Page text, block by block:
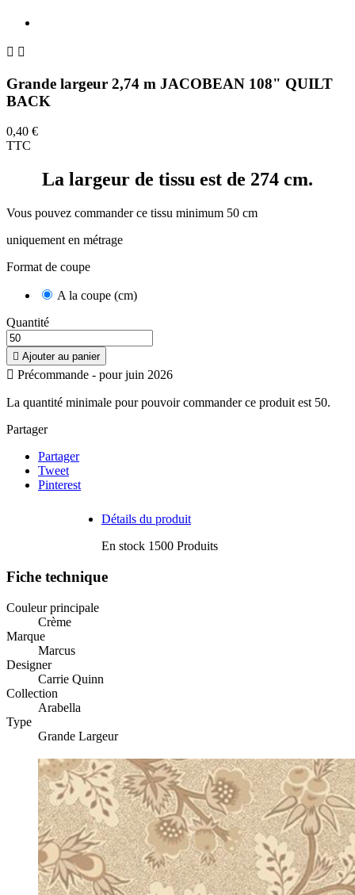
 
Grande largeur 2,74 m JACOBEAN 108" QUILT
BACK
0,40 €
TTC
La largeur de tissu est de 274 cm.
Vous pouvez commander ce tissu minimum 50 cm
uniquement en métrage
Format de coupe
A la coupe (cm)
Quantité
 Ajouter au panier
 Précommande - pour juin 2026
La quantité minimale pour pouvoir commander ce produit est 50.
Partager
Partager
Tweet
Pinterest
Détails du produit
En stock 1500 Produits
Fiche technique
Couleur principale
Crème
Marque
Marcus
Designer
Carrie Quinn
Collection
Arabella
Type
Grande Largeur